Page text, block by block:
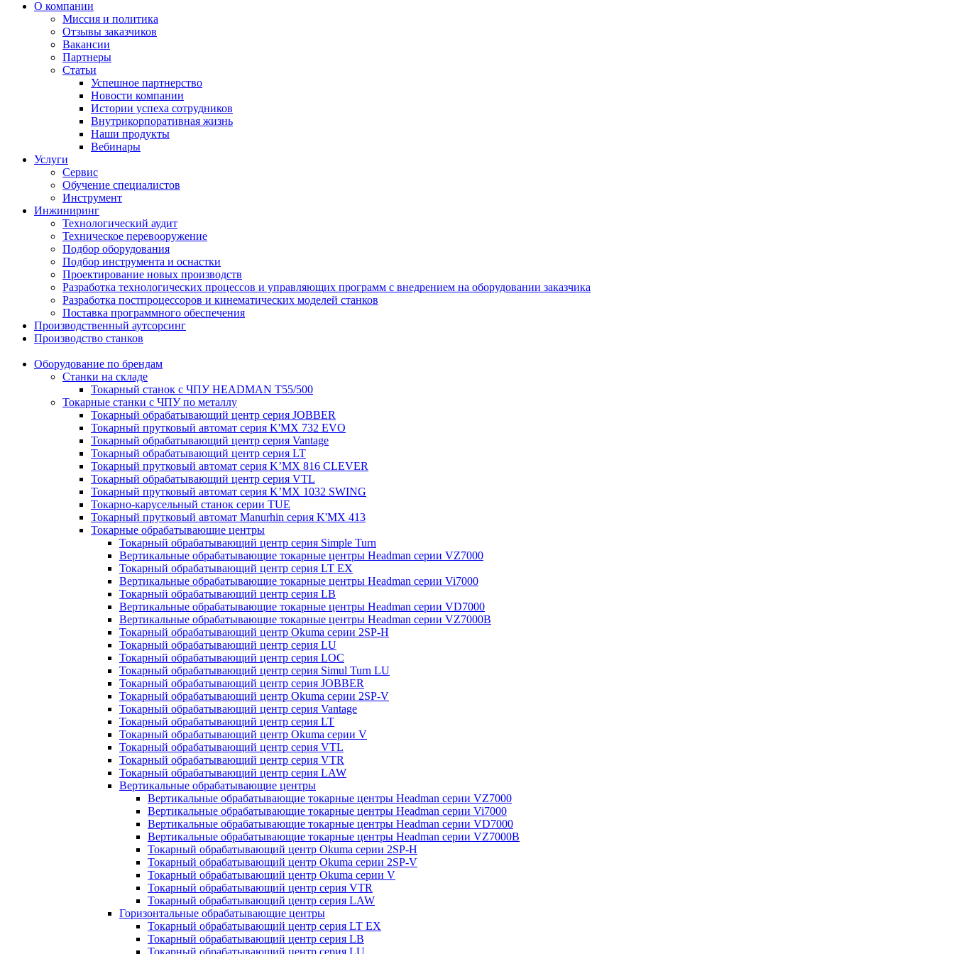
О компании
Миссия и политика
Отзывы заказчиков
Вакансии
Партнеры
Статьи
Успешное партнерство
Новости компании
Истории успеха сотрудников
Внутрикорпоративная жизнь
Наши продукты
Вебинары
Услуги
Сервис
Обучение специалистов
Инструмент
Инжиниринг
Технологический аудит
Техническое перевооружение
Подбор оборудования
Подбор инструмента и оснастки
Проектирование новых производств
Разработка технологических процессов и управляющих программ с внедрением на оборудовании заказчика
Разработка постпроцессоров и кинематических моделей станков
Поставка программного обеспечения
Производственный аутсорсинг
Производство станков
Оборудование по брендам
Станки на складе
Токарный станок с ЧПУ HEADMAN T55/500
Токарные станки с ЧПУ по металлу
Токарный обрабатывающий центр серия JOBBER
Токарный прутковый автомат серия K'MX 732 EVO
Токарный обрабатывающий центр серия Vantage
Токарный обрабатывающий центр серия LT
Токарный прутковый автомат серия K’MX 816 CLEVER
Токарный обрабатывающий центр серия VTL
Токарный прутковый автомат серия K’MX 1032 SWING
Токарно-карусельный станок серии TUE
Токарный прутковый автомат Manurhin серия K'MX 413
Токарные обрабатывающие центры
Токарный обрабатывающий центр серия Simple Turn
Вертикальные обрабатывающие токарные центры Headman серии VZ7000
Токарный обрабатывающий центр серия LT EX
Вертикальные обрабатывающие токарные центры Headman серии Vi7000
Токарный обрабатывающий центр серия LB
Вертикальные обрабатывающие токарные центры Headman серии VD7000
Вертикальные обрабатывающие токарные центры Headman серии VZ7000B
Токарный обрабатывающий центр Okuma серии 2SP-H
Токарный обрабатывающий центр серия LU
Токарный обрабатывающий центр серия LOC
Токарный обрабатывающий центр серия Simul Turn LU
Токарный обрабатывающий центр серия JOBBER
Токарный обрабатывающий центр Okuma серии 2SP-V
Токарный обрабатывающий центр серия Vantage
Токарный обрабатывающий центр серия LT
Токарный обрабатывающий центр Okuma серии V
Токарный обрабатывающий центр серия VTL
Токарный обрабатывающий центр серия VTR
Токарный обрабатывающий центр серия LAW
Вертикальные обрабатывающие центры
Вертикальные обрабатывающие токарные центры Headman серии VZ7000
Вертикальные обрабатывающие токарные центры Headman серии Vi7000
Вертикальные обрабатывающие токарные центры Headman серии VD7000
Вертикальные обрабатывающие токарные центры Headman серии VZ7000B
Токарный обрабатывающий центр Okuma серии 2SP-H
Токарный обрабатывающий центр Okuma серии 2SP-V
Токарный обрабатывающий центр Okuma серии V
Токарный обрабатывающий центр серия VTR
Токарный обрабатывающий центр серия LAW
Горизонтальные обрабатывающие центры
Токарный обрабатывающий центр серия LT EX
Токарный обрабатывающий центр серия LB
Токарный обрабатывающий центр серия LU